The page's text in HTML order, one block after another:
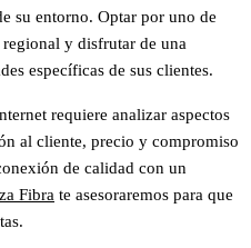
su entorno. Optar por uno de
y disfrutar de una
específicas de sus clientes.
requiere analizar aspectos
al cliente, precio y compromiso
de calidad con un
Fibra te asesoraremos para que